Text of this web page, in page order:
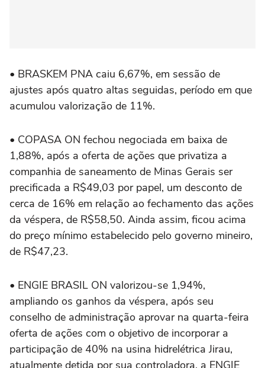
• BRASKEM PNA caiu 6,67%, em sessão de
ajustes após quatro altas seguidas, período em que
acumulou valorização de 11%.
• COPASA ON fechou negociada em baixa de
1,88%, após a oferta de ações que privatiza a
companhia de saneamento de Minas Gerais ser
precificada a R$49,03 por papel, um desconto de
cerca de 16% em relação ao fechamento das ações
da véspera, de R$58,50. Ainda assim, ficou acima
do preço mínimo estabelecido pelo governo mineiro,
de R$47,23.
• ENGIE BRASIL ON valorizou-se 1,94%,
ampliando os ganhos da véspera, após seu
conselho de administração aprovar na quarta-feira
oferta de ações com o objetivo de incorporar a
participação de 40% na usina hidrelétrica Jirau,
atualmente detida por sua controladora, a ENGIE